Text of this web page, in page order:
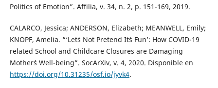
Politics of Emotion”. Affilia, v. 34, n. 2, p. 151-169, 2019.
CALARCO, Jessica; ANDERSON, Elizabeth; MEANWELL, Emily;
KNOPF, Amelia. “‘Let´s Not Pretend It´s Fun’: How COVID-19
related School and Childcare Closures are Damaging
Mother´s Well-being”. SocArXiv, v. 4, 2020. Disponible en
https://doi.org/10.31235/osf.io/jyvk4.